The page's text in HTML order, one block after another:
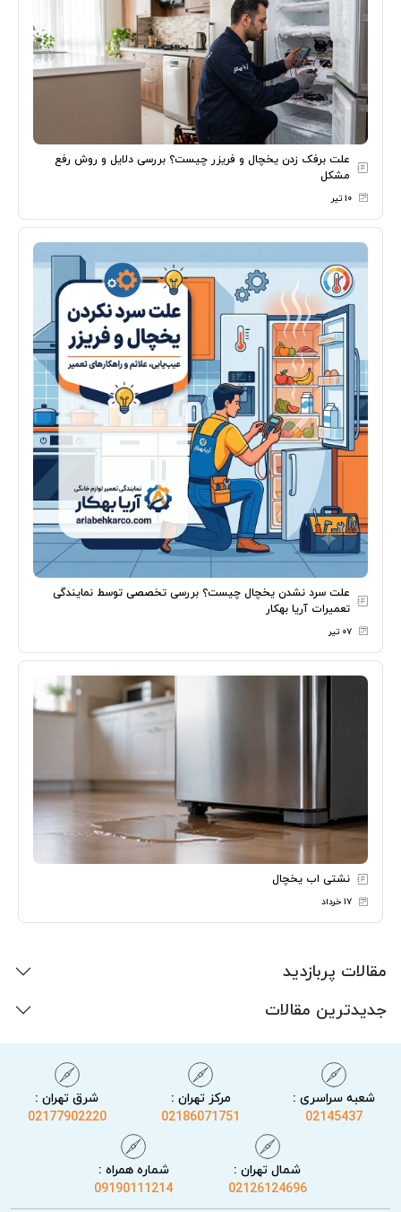
علت برفک زدن یخچال و فریزر چیست؟ بررسی دلایل و روش رفع
مشکل
۱۰ تیر
علت سرد نشدن یخچال چیست؟ بررسی تخصصی توسط نمایندگی
تعمیرات آریا بهکار
۰۷ تیر
نشتی اب یخچال
۱۷ خرداد
مقالات پربازدید
جدیدترین مقالات
شعبه سراسری :
02145437
مرکز تهران :
02186071751
شرق تهران :
02177902220
شمال تهران :
02126124696
شماره همراه :
09190111214